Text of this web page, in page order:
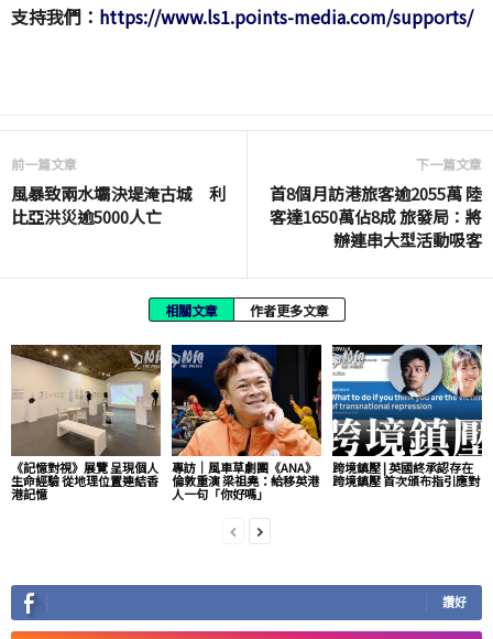
支持我們： https://www.ls1.points-media.com/supports/
前一篇文章
風暴致兩水壩決堤淹古城 利
比亞洪災逾5000人亡
下一篇文章
首8個月訪港旅客逾2055萬 陸
客達1650萬佔8成 旅發局：將
辦連串大型活動吸客
相關文章 作者更多文章
《記憶對視》展覽 呈現個人
生命經驗 從地理位置連結香
港記憶
專訪｜風車草劇團《ANA》
倫敦重演 梁祖堯：給移英港
人一句「你好嗎」
跨境鎮壓 | 英國終承認存在
跨境鎮壓 首次頒布指引應對
讚好